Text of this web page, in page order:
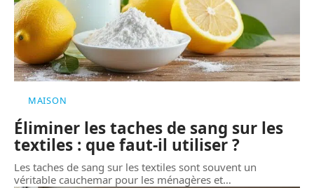
MAISON
Éliminer les taches de sang sur les
textiles : que faut-il utiliser ?
Les taches de sang sur les textiles sont souvent un
véritable cauchemar pour les ménagères et…